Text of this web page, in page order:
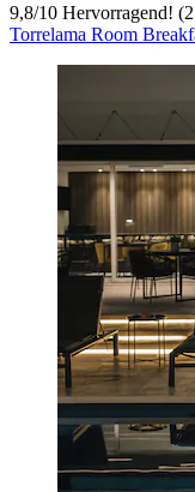
9,8/10 Hervorragend!
Torrelama Room